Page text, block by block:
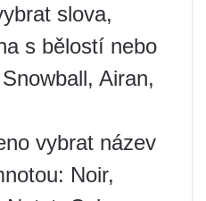
slova,
s bělostí nebo
Airan,
vybrat název
Noir,